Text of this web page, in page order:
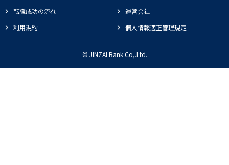
転職成功の流れ
運営会社
利用規約
個人情報適正管理規定
© JINZAI Bank Co,.Ltd.